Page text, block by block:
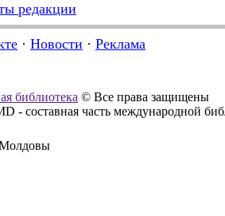
редакции
· Новости · Реклама
библиотека © Все права защищены
- составная часть международной